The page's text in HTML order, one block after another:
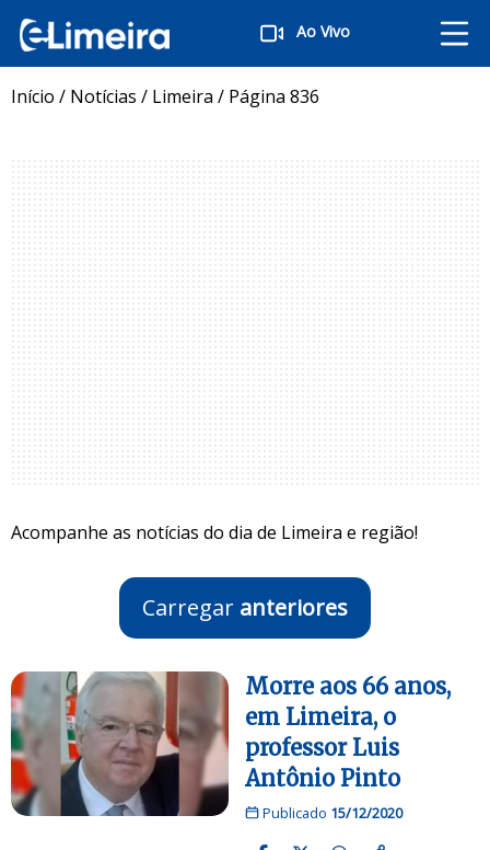
Ao Vivo
Início / Notícias / Limeira / Página 836
Acompanhe as notícias do dia de Limeira e região!
Carregar anteriores
Morre aos 66 anos,
em Limeira, o
professor Luis
Antônio Pinto
Publicado 15/12/2020